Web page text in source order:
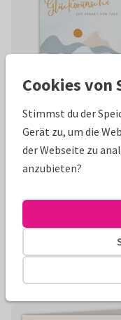
Cookies von
Stimmst du der
Gerät zu, um die
der Webseite zu
anzubieten?